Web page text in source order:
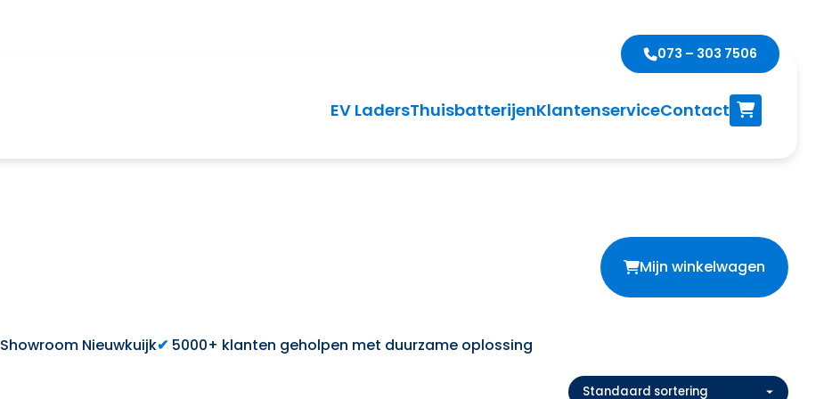
073 – 303 7506
EV LadersThuisbatterijenKlantenserviceContact
Mijn winkelwagen
Showroom Nieuwkuijk 5000+ klanten geholpen met duurzame oplossing